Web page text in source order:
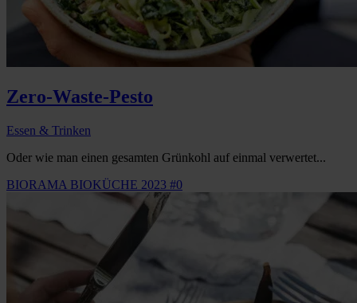
Zero-Waste-Pesto
Essen & Trinken
Oder wie man einen gesamten Grünkohl auf einmal verwertet...
BIORAMA BIOKÜCHE 2023 #0